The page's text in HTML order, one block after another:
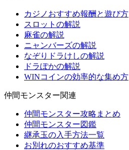
カジノおすすめ報酬と遊び方
スロットの解説
麻雀の解説
ニャンバーズの解説
なぞりドラけしの解説
ドラぽかの解説
WINコインの効率的な集め方
仲間モンスター関連
仲間モンスター攻略まとめ
仲間モンスター図鑑
継承玉の入手方法一覧
お別れのおすすめ基準